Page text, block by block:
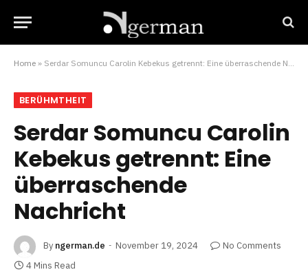
Home » Serdar Somuncu Carolin Kebekus getrennt: Eine überraschende Nachricht
BERÜHMTHEIT
Serdar Somuncu Carolin
Kebekus getrennt: Eine
überraschende
Nachricht
By ngerman.de November 19, 2024
No Comments
4 Mins Read